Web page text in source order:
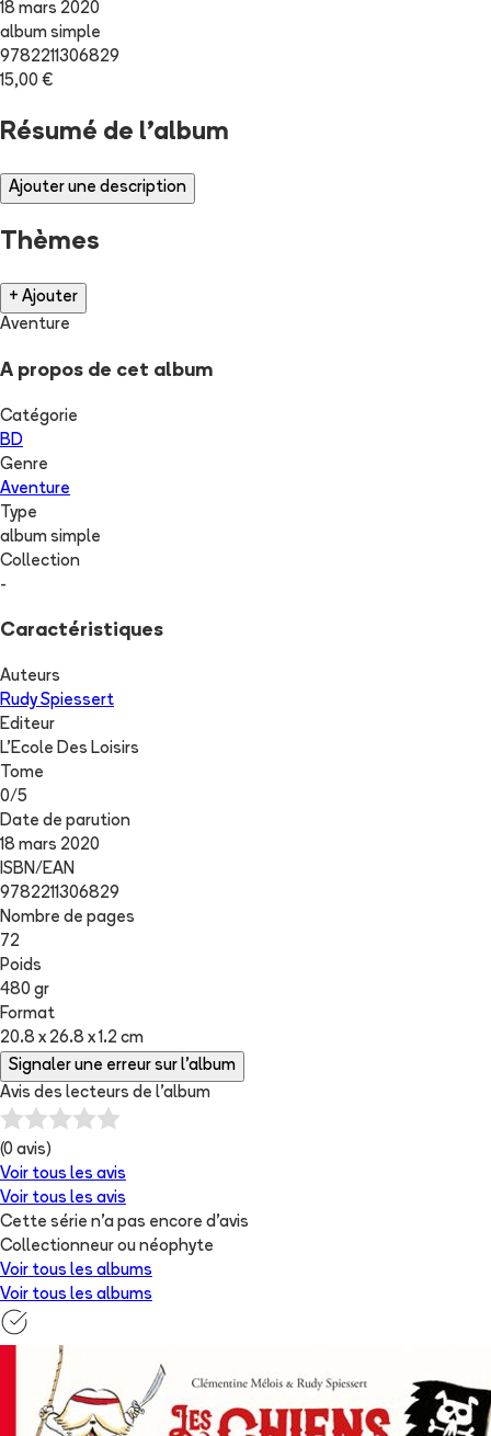
18 mars 2020
album simple
9782211306829
15,00 €
Résumé de l'album
Ajouter une description
Thèmes
+ Ajouter
Aventure
A propos de cet album
Catégorie
BD
Genre
Aventure
Type
album simple
Collection
-
Caractéristiques
Auteurs
Rudy Spiessert
Editeur
L'Ecole Des Loisirs
Tome
0/5
Date de parution
18 mars 2020
ISBN/EAN
9782211306829
Nombre de pages
72
Poids
480 gr
Format
20.8 x 26.8 x 1.2 cm
Signaler une erreur sur l'album
Avis des lecteurs de l'album
(0 avis)
Voir tous les avis
Voir tous les avis
Cette série n'a pas encore d'avis
Collectionneur ou néophyte
Voir tous les albums
Voir tous les albums